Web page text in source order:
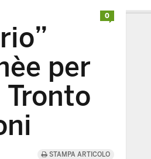
per
Tronto
STAMPA ARTICOLO
0